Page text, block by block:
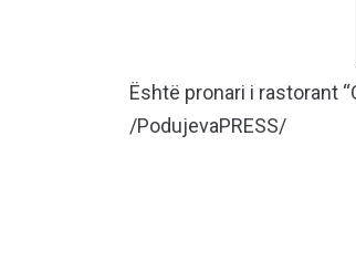
Është pronari i rastorant
/PodujevaPRESS/